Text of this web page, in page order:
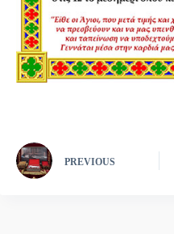
PREVIOUS